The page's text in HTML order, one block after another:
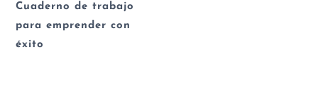
Cuaderno de trabajo
para emprender con
éxito